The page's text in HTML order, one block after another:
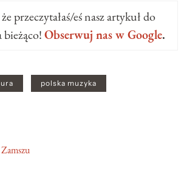
przeczytałaś/eś nasz artykuł do
bieżąco!Obserwuj nas w Google.
polska muzyka